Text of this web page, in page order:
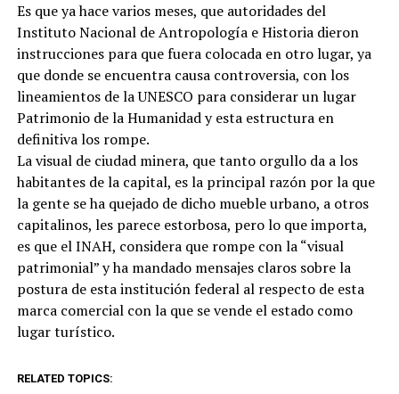
Es que ya hace varios meses, que autoridades del
Instituto Nacional de Antropología e Historia dieron
instrucciones para que fuera colocada en otro lugar, ya
que donde se encuentra causa controversia, con los
lineamientos de la UNESCO para considerar un lugar
Patrimonio de la Humanidad y esta estructura en
definitiva los rompe.
La visual de ciudad minera, que tanto orgullo da a los
habitantes de la capital, es la principal razón por la que
la gente se ha quejado de dicho mueble urbano, a otros
capitalinos, les parece estorbosa, pero lo que importa,
es que el INAH, considera que rompe con la “visual
patrimonial” y ha mandado mensajes claros sobre la
postura de esta institución federal al respecto de esta
marca comercial con la que se vende el estado como
lugar turístico.
RELATED TOPICS: